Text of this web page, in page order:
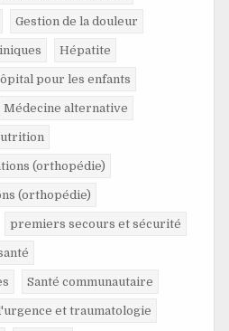
Gestion de la douleur
Hépatite
pour les enfants
Médecine alternative
(orthopédie)
(orthopédie)
premiers secours et sécurité
Santé communautaire
et traumatologie